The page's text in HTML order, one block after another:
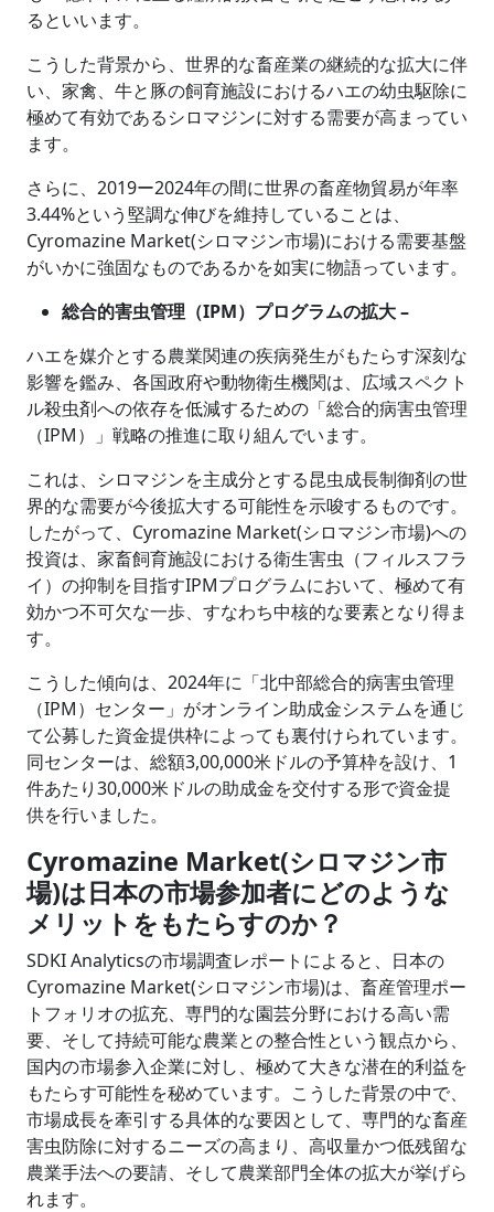
るといいます。
こうした背景から、世界的な畜産業の継続的な拡大に伴
い、家禽、牛と豚の飼育施設におけるハエの幼虫駆除に
極めて有効であるシロマジンに対する需要が高まってい
ます。
さらに、2019ー2024年の間に世界の畜産物貿易が年率
3.44%という堅調な伸びを維持していることは、
Cyromazine Market(シロマジン市場)における需要基盤
がいかに強固なものであるかを如実に物語っています。
総合的害虫管理（IPM）プログラムの拡大 –
ハエを媒介とする農業関連の疾病発生がもたらす深刻な
影響を鑑み、各国政府や動物衛生機関は、広域スペクト
ル殺虫剤への依存を低減するための「総合的病害虫管理
（IPM）」戦略の推進に取り組んでいます。
これは、シロマジンを主成分とする昆虫成長制御剤の世
界的な需要が今後拡大する可能性を示唆するものです。
したがって、Cyromazine Market(シロマジン市場)への
投資は、家畜飼育施設における衛生害虫（フィルスフラ
イ）の抑制を目指すIPMプログラムにおいて、極めて有
効かつ不可欠な一歩、すなわち中核的な要素となり得ま
す。
こうした傾向は、2024年に「北中部総合的病害虫管理
（IPM）センター」がオンライン助成金システムを通じ
て公募した資金提供枠によっても裏付けられています。
同センターは、総額3,00,000米ドルの予算枠を設け、1
件あたり30,000米ドルの助成金を交付する形で資金提
供を行いました。
Cyromazine Market(シロマジン市
場)は日本の市場参加者にどのような
メリットをもたらすのか？
SDKI Analyticsの市場調査レポートによると、日本の
Cyromazine Market(シロマジン市場)は、畜産管理ポー
トフォリオの拡充、専門的な園芸分野における高い需
要、そして持続可能な農業との整合性という観点から、
国内の市場参入企業に対し、極めて大きな潜在的利益を
もたらす可能性を秘めています。こうした背景の中で、
市場成長を牽引する具体的な要因として、専門的な畜産
害虫防除に対するニーズの高まり、高収量かつ低残留な
農業手法への要請、そして農業部門全体の拡大が挙げら
れます。